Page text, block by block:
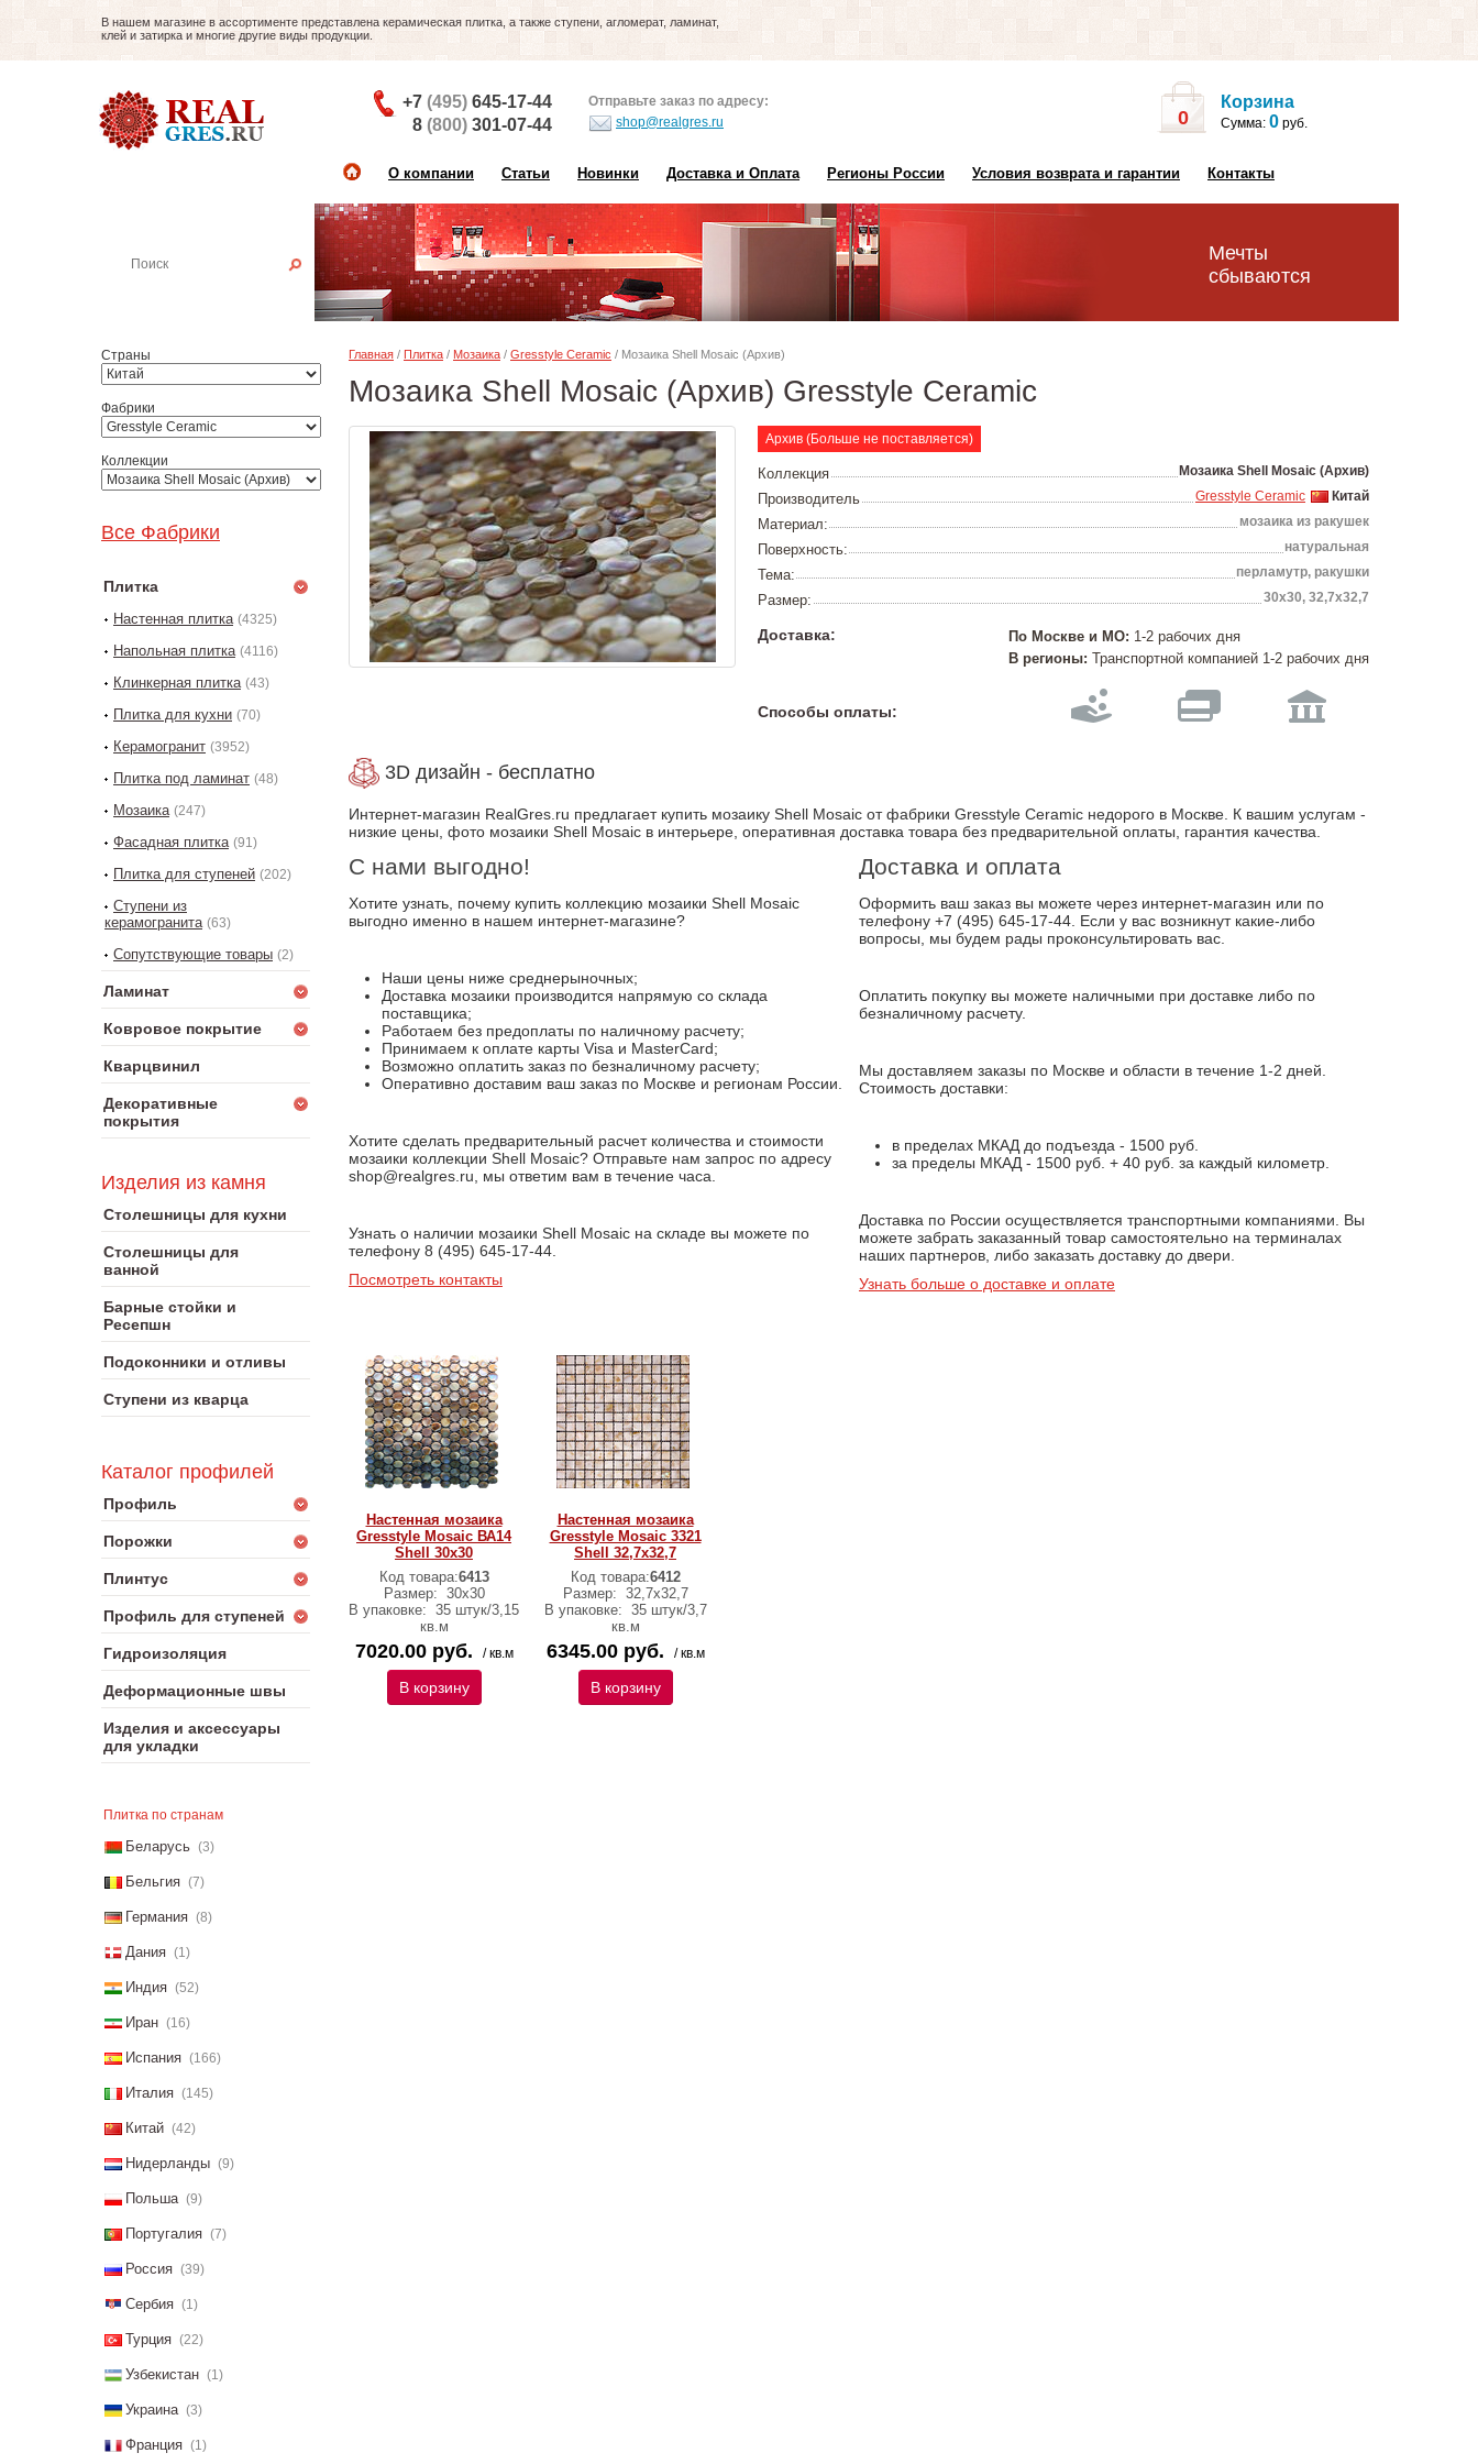
В нашем магазине в ассортименте представлена керамическая плитка, а также ступени, агломерат, ламинат,
клей и затирка и многие другие виды продукции.
+7 (495) 645-17-44
8 (800) 301-07-44
Отправьте заказ по адресу:
shop@realgres.ru
0
Корзина
Сумма: 0 руб.
О компании Статьи Новинки Доставка и Оплата Регионы России Условия возврата и гарантии Контакты
Мечты
сбываются
Страны
Фабрики
Коллекции
Все Фабрики
Плитка
Настенная плитка (4325)
Напольная плитка (4116)
Клинкерная плитка (43)
Плитка для кухни (70)
Керамогранит (3952)
Плитка под ламинат (48)
Мозаика (247)
Фасадная плитка (91)
Плитка для ступеней (202)
Ступени из
керамогранита (63)
Сопутствующие товары (2)
Ламинат
Ковровое покрытие
Кварцвинил
Декоративные
покрытия
Изделия из камня
Столешницы для кухни
Столешницы для
ванной
Барные стойки и
Ресепшн
Подоконники и отливы
Ступени из кварца
Каталог профилей
Профиль
Порожки
Плинтус
Профиль для ступеней
Гидроизоляция
Деформационные швы
Изделия и аксессуары
для укладки
Плитка по странам
Беларусь (3)
Бельгия (7)
Германия (8)
Дания (1)
Индия (52)
Иран (16)
Испания (166)
Италия (145)
Китай (42)
Нидерланды (9)
Польша (9)
Португалия (7)
Россия (39)
Сербия (1)
Турция (22)
Узбекистан (1)
Украина (3)
Франция (1)
Главная / Плитка / Мозаика / Gresstyle Ceramic / Мозаика Shell Mosaic (Архив)
Мозаика Shell Mosaic (Архив) Gresstyle Ceramic
Архив (Больше не поставляется)
Коллекция Мозаика Shell Mosaic (Архив)
Производитель Китай
Gresstyle Ceramic
Материал: мозаика из ракушек
Поверхность: натуральная
Тема: перламутр, ракушки
Размер: 30х30, 32,7х32,7
Доставка: По Москве и МО: 1-2 рабочих дня
В регионы: Транспортной компанией 1-2 рабочих дня
Способы оплаты:
3D дизайн - бесплатно
Интернет-магазин RealGres.ru предлагает купить мозаику Shell Mosaic от фабрики Gresstyle Ceramic недорого в Москве. К вашим услугам -
низкие цены, фото мозаики Shell Mosaic в интерьере, оперативная доставка товара без предварительной оплаты, гарантия качества.
С нами выгодно!
Хотите узнать, почему купить коллекцию мозаики Shell Mosaic
выгодно именно в нашем интернет-магазине?
Наши цены ниже среднерыночных;
Доставка мозаики производится напрямую со склада
поставщика;
Работаем без предоплаты по наличному расчету;
Принимаем к оплате карты Visa и MasterCard;
Возможно оплатить заказ по безналичному расчету;
Оперативно доставим ваш заказ по Москве и регионам России.
Хотите сделать предварительный расчет количества и стоимости
мозаики коллекции Shell Mosaic? Отправьте нам запрос по адресу
shop@realgres.ru, мы ответим вам в течение часа.
Узнать о наличии мозаики Shell Mosaic на складе вы можете по
телефону 8 (495) 645-17-44.
Посмотреть контакты
Доставка и оплата
Оформить ваш заказ вы можете через интернет-магазин или по
телефону +7 (495) 645-17-44. Если у вас возникнут какие-либо
вопросы, мы будем рады проконсультировать вас.
Оплатить покупку вы можете наличными при доставке либо по
безналичному расчету.
Мы доставляем заказы по Москве и области в течение 1-2 дней.
Стоимость доставки:
в пределах МКАД до подъезда - 1500 руб.
за пределы МКАД - 1500 руб. + 40 руб. за каждый километр.
Доставка по России осуществляется транспортными компаниями. Вы
можете забрать заказанный товар самостоятельно на терминалах
наших партнеров, либо заказать доставку до двери.
Узнать больше о доставке и оплате
Настенная мозаика
Gresstyle Mosaic ВА14
Shell 30х30
Код товара:6413
Размер: 30х30
В упаковке: 35 штук/3,15
кв.м
7020.00 руб. / кв.м
В корзину
Настенная мозаика
Gresstyle Mosaic 3321
Shell 32,7х32,7
Код товара:6412
Размер: 32,7х32,7
В упаковке: 35 штук/3,7
кв.м
6345.00 руб. / кв.м
В корзину